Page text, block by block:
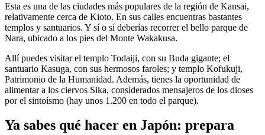
Esta es una de las ciudades más populares de la región de Kansai,
relativamente cerca de Kioto. En sus calles encuentras bastantes
templos y santuarios. Y sí o sí deberías recorrer el bello parque de
Nara, ubicado a los pies del Monte Wakakusa.
Allí puedes visitar el templo Todaiji, con su Buda gigante; el
santuario Kasuga, con sus hermosos faroles; y templo Kofukuji,
Patrimonio de la Humanidad. Además, tienes la oportunidad de
alimentar a los ciervos Sika, considerados mensajeros de los dioses
por el sintoísmo (hay unos 1.200 en todo el parque).
Ya sabes qué hacer en Japón: prepara